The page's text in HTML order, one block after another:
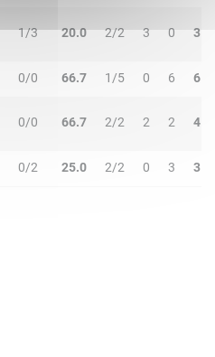
1/3 20.0 2/2 3 0 3
0/0 66.7 1/5 0 6 6
0/0 66.7 2/2 2 2 4
0/2 25.0 2/2 0 3 3